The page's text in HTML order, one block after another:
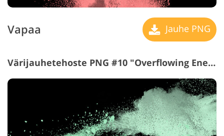
Vapaa Jauhe PNG
Värijauhetehoste PNG #10 "Overflowing Energy"